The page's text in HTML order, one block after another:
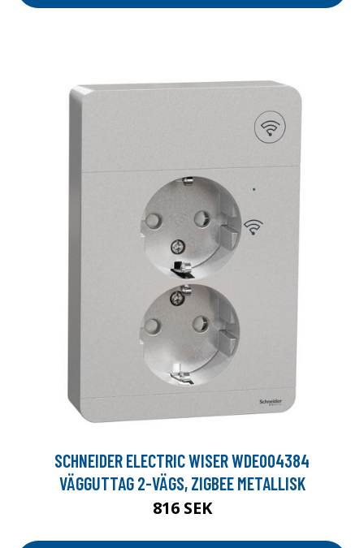
SCHNEIDER ELECTRIC WISER WDE004384
VÄGGUTTAG 2-VÄGS, ZIGBEE METALLISK
816 SEK